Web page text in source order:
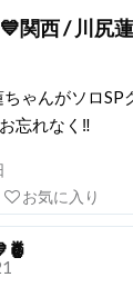
関西 / 川尻
ゃんがソロSP
忘れなく‼️
お気に入り